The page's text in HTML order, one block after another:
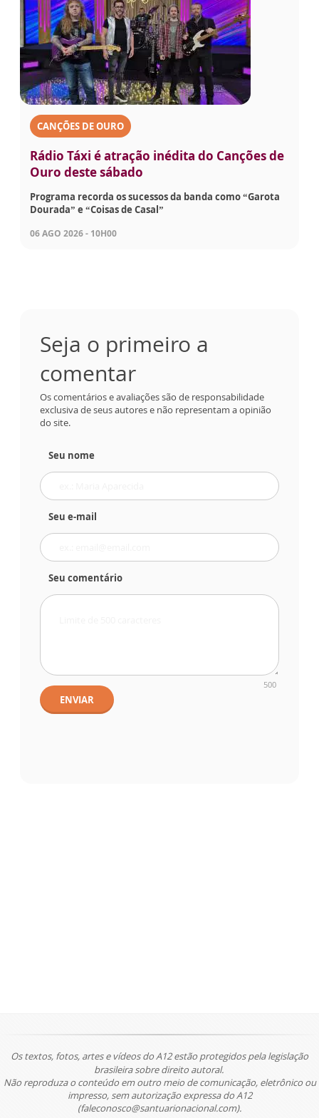
CANÇÕES DE OURO
Rádio Táxi é atração inédita do Canções de
Ouro deste sábado
Programa recorda os sucessos da banda como “Garota
Dourada” e “Coisas de Casal”
06 AGO 2026 - 10H00
Seja o primeiro a
comentar
Os comentários e avaliações são de responsabilidade
exclusiva de seus autores e não representam a opinião
do site.
Seu nome
Seu e-mail
Seu comentário
500
ENVIAR
Os textos, fotos, artes e vídeos do A12 estão protegidos pela legislação
brasileira sobre direito autoral.
Não reproduza o conteúdo em outro meio de comunicação, eletrônico ou
impresso, sem autorização expressa do A12
(faleconosco@santuarionacional.com).